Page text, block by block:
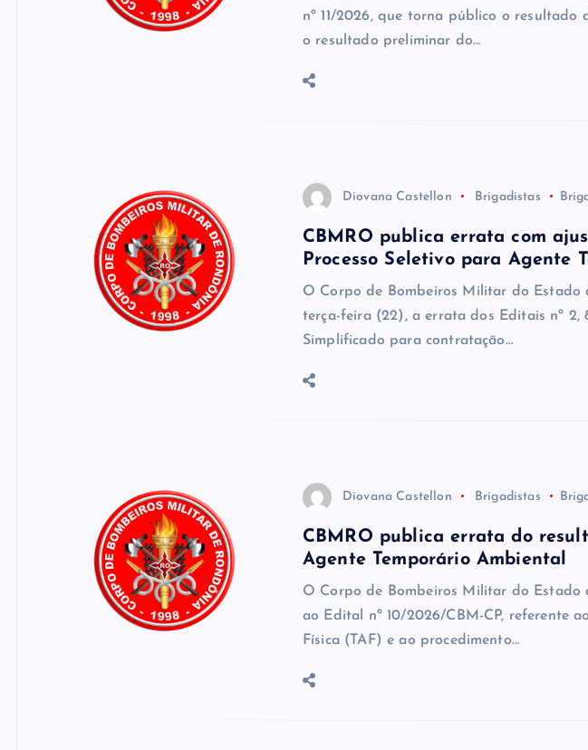
nº 11/2026, que torna público o
o resultado preliminar do…
Diovana Castellon Brigadistas
CBMRO publica errata com
Processo Seletivo para Agente
O Corpo de Bombeiros Militar do Estado
terça-feira (22), a errata dos Editais nº 2,
Simplificado para contratação…
Diovana Castellon Brigadistas
CBMRO publica errata do
Agente Temporário Ambiental
O Corpo de Bombeiros Militar do
ao Edital nº 10/2026/CBM-CP, referente
Física (TAF) e ao procedimento…